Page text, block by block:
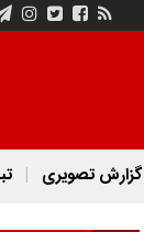
گزارش تصویری